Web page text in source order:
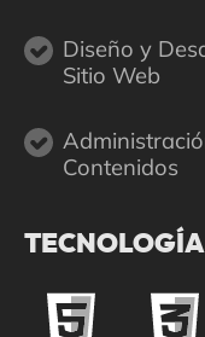
Diseño y
Sitio Web
Contenidos